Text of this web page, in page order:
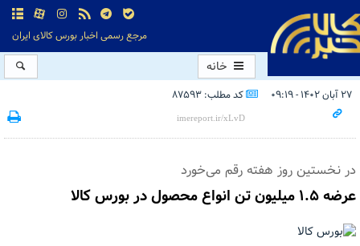
مرجع رسمی اخبار بورس کالای ایران
خانه
۲۷ آبان ۱۴۰۲ - ۰۹:۱۹ کد مطلب: 87593
در نخستین روز هفته رقم می‌خورد
عرضه ۱.۵ میلیون تن انواع محصول در بورس کالا